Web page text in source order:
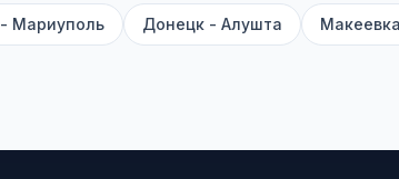
командаBUSTRIP.PRO
Мариуполь Донецк - Алушта